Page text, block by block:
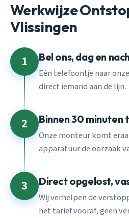
Werkwijze
Vlissingen
1 Bel ons, dag en
Eén telefoontje naar
direct iemand aan de lijn.
2 Binnen 30 minuten
Onze monteur komt
apparatuur de oorzaak
3 Direct opgelost,
Wij verhelpen de
het tarief vooraf, geen